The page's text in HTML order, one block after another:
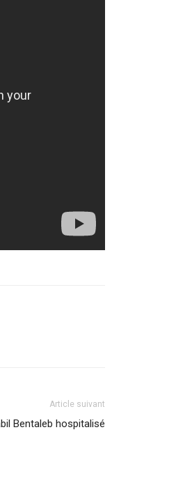
Article suivant
Bentaleb hospitalisé